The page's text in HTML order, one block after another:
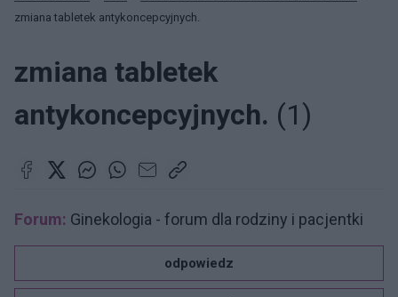
zmiana tabletek antykoncepcyjnych.
zmiana tabletek
antykoncepcyjnych. (1)
Forum: Ginekologia - forum dla rodziny i pacjentki
odpowiedz